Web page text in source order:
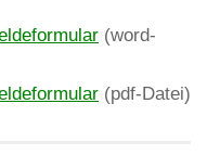
(word-
(pdf-Datei)